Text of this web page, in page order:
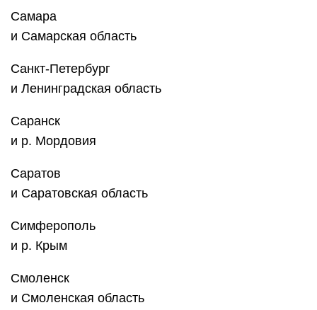
Самара
и Самарская область
Санкт-Петербург
и Ленинградская область
Саранск
и р. Мордовия
Саратов
и Саратовская область
Симферополь
и р. Крым
Смоленск
и Смоленская область